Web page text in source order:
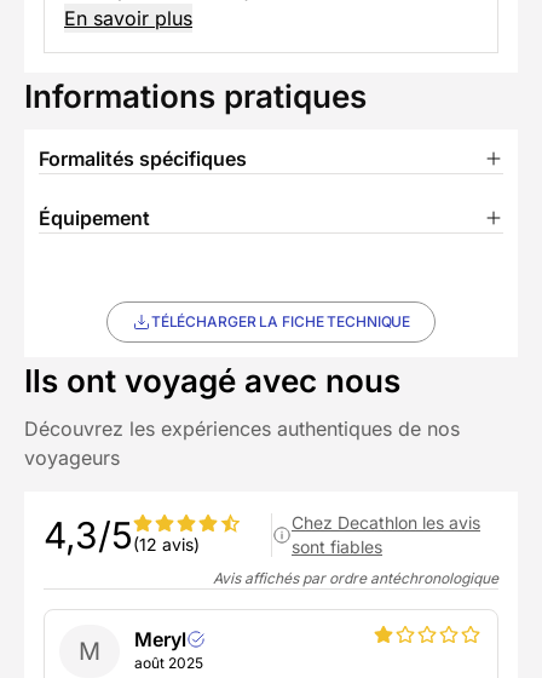
En savoir plus
Informations pratiques
Formalités spécifiques
Équipement
TÉLÉCHARGER LA FICHE TECHNIQUE
Ils ont voyagé avec nous
Découvrez les expériences authentiques de nos
voyageurs
4,3/5(12 avis)
Chez Decathlon les avis
sont fiables
Avis affichés par ordre antéchronologique
M Meryl
août 2025